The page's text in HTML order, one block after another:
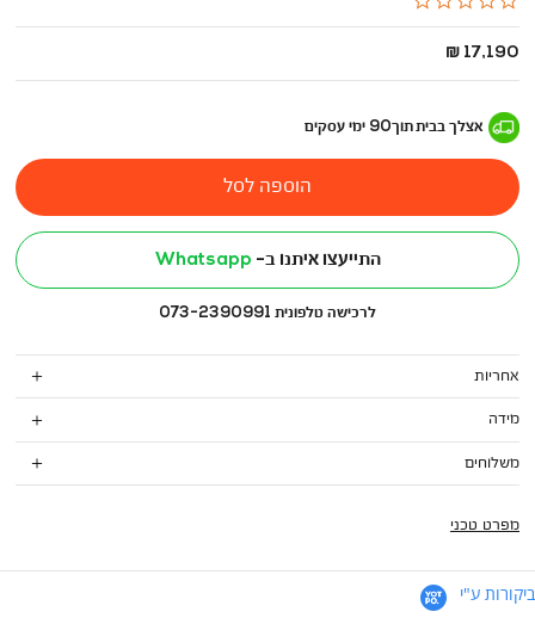
החל
17,190 ₪
אצלך בביתתוך90 ימי עסקים
הוספה לסל
התייעצו איתנו ב- Whatsapp
לרכישה טלפונית 073-2390991
אחריות
מידה
משלוחים
מפרט טכני
ביקורות ע"י